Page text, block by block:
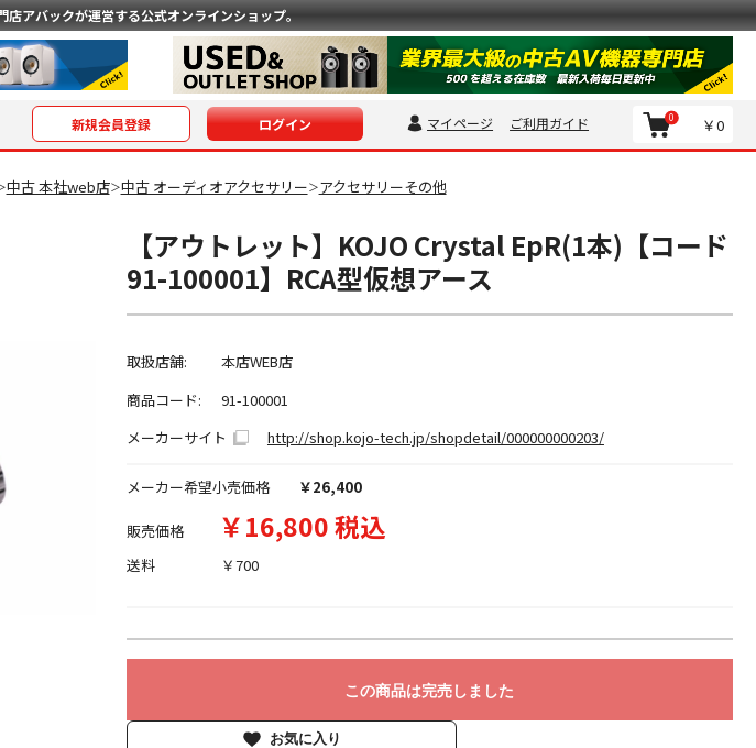
店アバックが運営する公式オンラインショップ。
新規会員登録 ログイン マイページ ご利用ガイド ￥0
0
中古 本社web店＞中古 オーディオアクセサリー＞アクセサリーその他
【アウトレット】KOJO Crystal EpR(1本)【コード
91-100001】RCA型仮想アース
取扱店舗:
本店WEB店
商品コード:
91-100001
メーカーサイト
http://shop.kojo-tech.jp/shopdetail/000000000203/
メーカー希望小売価格 ￥26,400
販売価格 ￥16,800 税込
送料 ￥700
この商品は完売しました
お気に入り